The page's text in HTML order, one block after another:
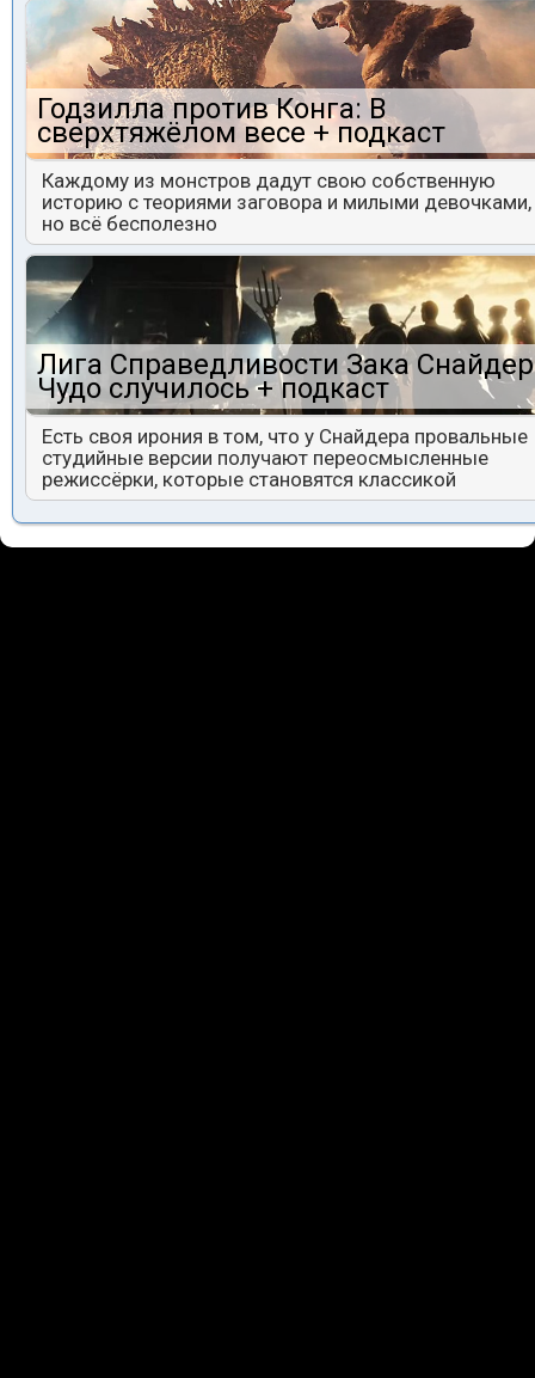
Годзилла против Конга: В
сверхтяжёлом весе + подкаст
Каждому из монстров дадут свою собственную
историю с теориями заговора и милыми девочками,
но всё бесполезно
Лига Справедливости Зака
Чудо случилось + подкаст
Есть своя ирония в том, что у Снайдера провальные
студийные версии получают переосмысленные
режиссёрки, которые становятся классикой